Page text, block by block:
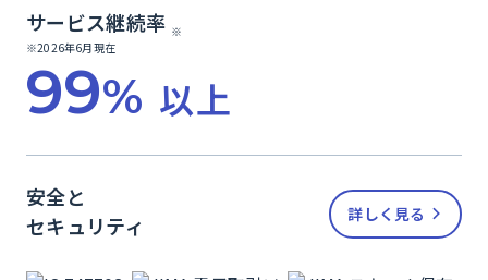
サービス継続率 ※
※2026年6月現在
99% 以上
安全と
セキュリティ
詳しく見る